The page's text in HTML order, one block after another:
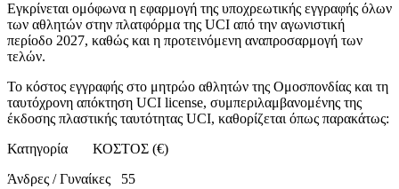
Εγκρίνεται ομόφωνα η εφαρμογή της υποχρεωτικής εγγραφής όλων
των αθλητών στην πλατφόρμα της UCI από την αγωνιστική
περίοδο 2027, καθώς και η προτεινόμενη αναπροσαρμογή των
τελών.
Το κόστος εγγραφής στο μητρώο αθλητών της Ομοσπονδίας και τη
ταυτόχρονη απόκτηση UCI license, συμπεριλαμβανομένης της
έκδοσης πλαστικής ταυτότητας UCI, καθορίζεται όπως παρακάτως:
Κατηγορία
ΚΟΣΤΟΣ (€)
Άνδρες / Γυναίκες
55